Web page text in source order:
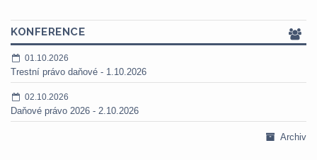
KONFERENCE
01.10.2026
Trestní právo daňové - 1.10.2026
02.10.2026
Daňové právo 2026 - 2.10.2026
Archiv